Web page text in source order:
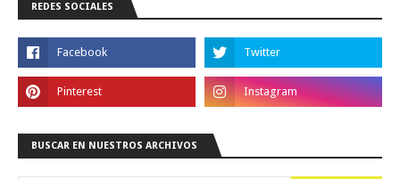
REDES SOCIALES
BUSCAR EN NUESTROS ARCHIVOS